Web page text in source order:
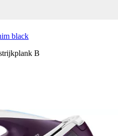
black
B